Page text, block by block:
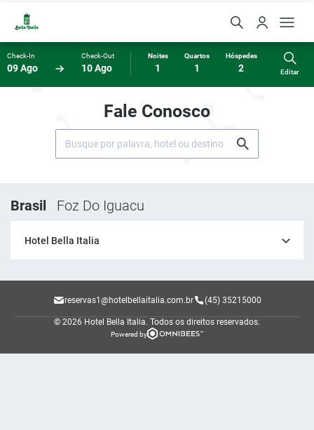
Check-In
09 Ago
Check-Out
10 Ago
Noites
1
Quartos
1
Hóspedes
2 Editar
Fale Conosco
Brasil Foz Do Iguacu
Hotel Bella Italia
reservas1@hotelbellaitalia.com.br (45) 35215000
© 2026 Hotel Bella Italia. Todos os direitos reservados.
Powered by